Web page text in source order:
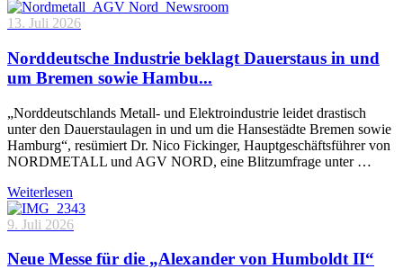
13. Juli 2026
Norddeutsche Industrie beklagt Dauerstaus in und
um Bremen sowie Hambu...
„Norddeutschlands Metall- und Elektroindustrie leidet drastisch
unter den Dauerstaulagen in und um die Hansestädte Bremen sowie
Hamburg“, resümiert Dr. Nico Fickinger, Hauptgeschäftsführer von
NORDMETALL und AGV NORD, eine Blitzumfrage unter …
Weiterlesen
9. Juli 2026
Neue Messe für die „Alexander von Humboldt II“